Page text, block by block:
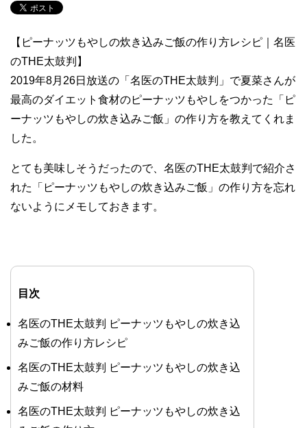
【ピーナッツもやしの炊き込みご飯の作り方レシピ｜名医
のTHE太鼓判】
2019年8月26日放送の「名医のTHE太鼓判」で夏菜さんが
最高のダイエット食材のピーナッツもやしをつかった「ピ
ーナッツもやしの炊き込みご飯」の作り方を教えてくれま
した。
とても美味しそうだったので、名医のTHE太鼓判で紹介さ
れた「ピーナッツもやしの炊き込みご飯」の作り方を忘れ
ないようにメモしておきます。
目次
名医のTHE太鼓判 ピーナッツもやしの炊き込
みご飯の作り方レシピ
名医のTHE太鼓判 ピーナッツもやしの炊き込
みご飯の材料
名医のTHE太鼓判 ピーナッツもやしの炊き込